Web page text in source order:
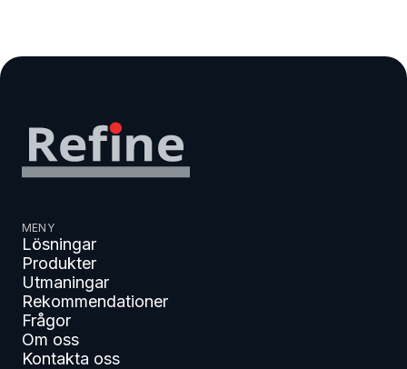
MENY
Lösningar
Produkter
Utmaningar
Rekommendationer
Frågor
Om oss
Kontakta oss